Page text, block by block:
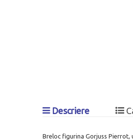
Descriere
Breloc figurina Gorjuss Pierrot,